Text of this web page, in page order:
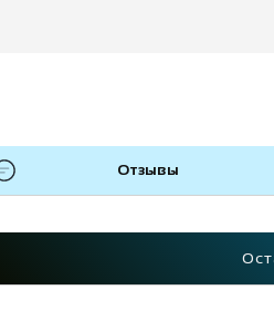
Отзывы